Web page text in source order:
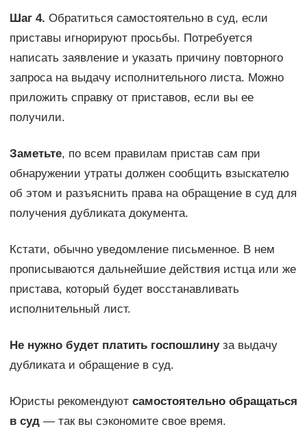
Шаг 4. Обратиться самостоятельно в суд, если
приставы игнорируют просьбы. Потребуется
написать заявление и указать причину повторного
запроса на выдачу исполнительного листа. Можно
приложить справку от приставов, если вы ее
получили.
Заметьте, по всем правилам пристав сам при
обнаружении утраты должен сообщить взыскателю
об этом и разъяснить права на обращение в суд для
получения дубликата документа.
Кстати, обычно уведомление письменное. В нем
прописываются дальнейшие действия истца или же
пристава, который будет восстанавливать
исполнительный лист.
Не нужно будет платить госпошлинуза выдачу
дубликата и обращение в суд.
Юристы рекомендуют самостоятельно обращаться
в суд— так вы сэкономите свое время.